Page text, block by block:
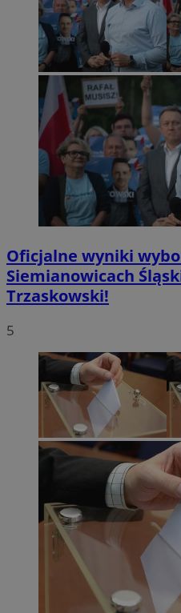
Oficjalne wyniki
Siemianowicach
Trzaskowski!
5